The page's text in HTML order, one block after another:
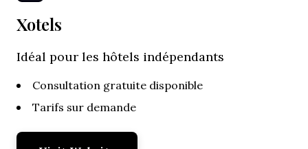
Xotels
Idéal pour les hôtels indépendants
Consultation gratuite disponible
Tarifs sur demande